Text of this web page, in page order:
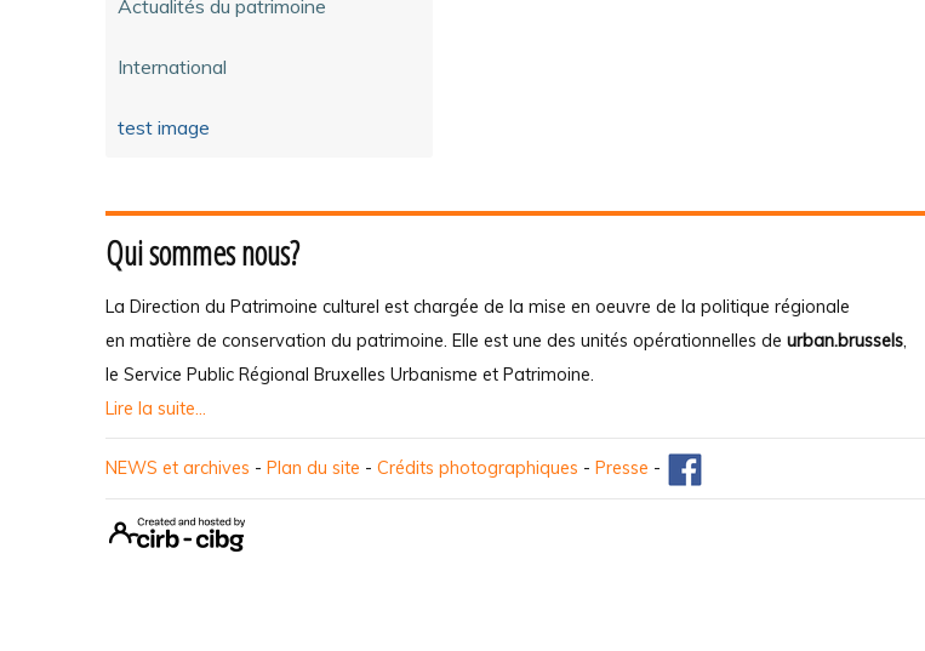
Actualités du patrimoine
International
test image
Qui sommes nous?
La Direction du Patrimoine culturel est chargée de la mise en oeuvre de la politique régionale
en matière de conservation du patrimoine. Elle est une des unités opérationnelles de urban.brussels,
le Service Public Régional Bruxelles Urbanisme et Patrimoine.
Lire la suite...
NEWS et archives - Plan du site - Crédits photographiques - Presse -